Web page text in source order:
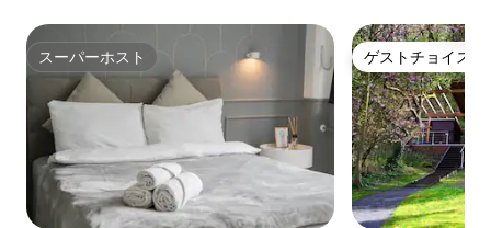
スーパーホスト
スーパーホスト ゲストチョイス
ゲストチョイス